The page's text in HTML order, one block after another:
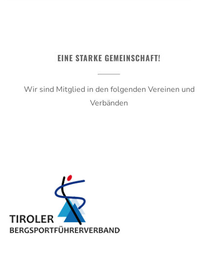
EINE STARKE GEMEINSCHAFT!
Wir sind Mitglied in den folgenden Vereinen und
Verbänden